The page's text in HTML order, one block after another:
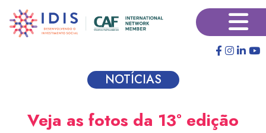
para
×
NOTÍCIAS
Veja as fotos da 13° edição